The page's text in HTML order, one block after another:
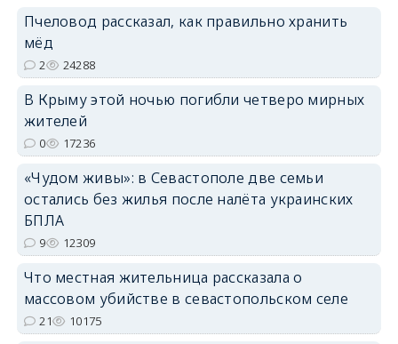
erid: 2SDnjdvhGXG
Пчеловод рассказал, как правильно хранить
мёд
2 24288
В Крыму этой ночью погибли четверо мирных
жителей
0 17236
«Чудом живы»: в Севастополе две семьи
остались без жилья после налёта украинских
БПЛА
9 12309
Что местная жительница рассказала о
массовом убийстве в севастопольском селе
21 10175